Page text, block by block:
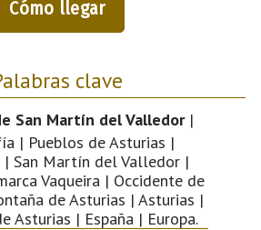
Cómo llegar
clave
San Martín del Valledor|
| Pueblos de Asturias |
| San Martín del Valledor |
Vaqueira | Occidente de
de Asturias | Asturias |
Asturias | España | Europa.